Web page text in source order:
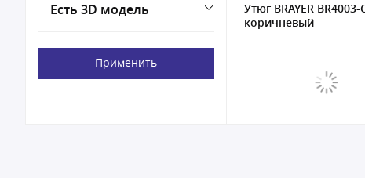
Есть 3D модель
Применить
Утюг BRAYER BR4003-
коричневый